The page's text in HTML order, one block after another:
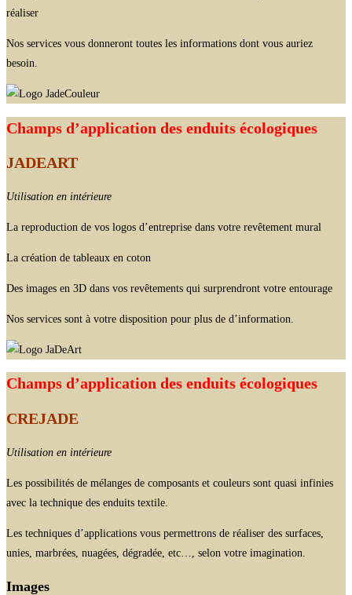
réaliser
Nos services vous donneront toutes les informations dont vous auriez
besoin.
Champs d’application des enduits écologiques
JADEART
Utilisation en intérieure
La reproduction de vos logos d’entreprise dans votre revêtement mural
La création de tableaux en coton
Des images en 3D dans vos revêtements qui surprendront votre entourage
Nos services sont à votre disposition pour plus de d’information.
Champs d’application des enduits écologiques
CREJADE
Utilisation en intérieure
Les possibilités de mélanges de composants et couleurs sont quasi infinies
avec la technique des enduits textile.
Les techniques d’applications vous permettrons de réaliser des surfaces,
unies, marbrées, nuagées, dégradée, etc…, selon votre imagination.
Images